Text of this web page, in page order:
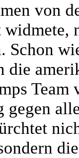
von
Schon
die
gegen